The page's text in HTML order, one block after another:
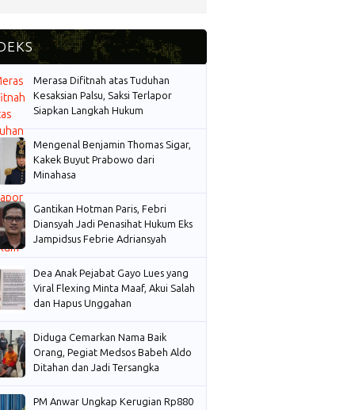
Merasa Difitnah atas Tuduhan
Kesaksian Palsu, Saksi Terlapor
Siapkan Langkah Hukum
Mengenal Benjamin Thomas Sigar,
Kakek Buyut Prabowo dari
Minahasa
Gantikan Hotman Paris, Febri
Diansyah Jadi Penasihat Hukum Eks
Jampidsus Febrie Adriansyah
Dea Anak Pejabat Gayo Lues yang
Viral Flexing Minta Maaf, Akui Salah
dan Hapus Unggahan
Diduga Cemarkan Nama Baik
Orang, Pegiat Medsos Babeh Aldo
Ditahan dan Jadi Tersangka
PM Anwar Ungkap Kerugian Rp880